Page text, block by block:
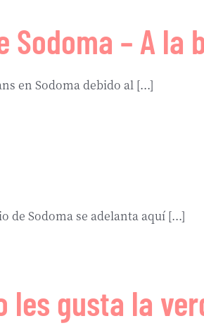
Sodoma – A la
en Sodoma debido al [...]
de Sodoma se adelanta aquí [...]
les gusta la